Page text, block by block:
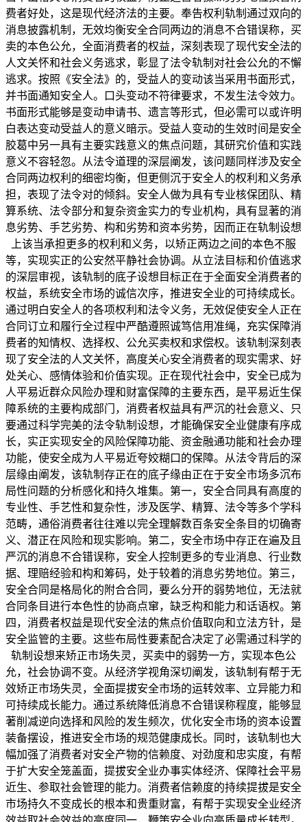
费者好处，这是现代经济法的主要。奉告权利轨制通过双向的
消息披露机制，无效均衡安全合同两边的消息不合错误称，买
卖的本色公允，全面消费者的权益，深刻表现了现代安全法的
人文关怀和社会义务逃求，彰显了法令轨制对社会公允的不懈
逃求。按照《安全法》的，受益人的变动该当采用书面形式，
并书面通知安全人。口头变动不符律要求，不发生法令效力。
书面形式能够是变动申请书、遗言等形式，但必需可以或许明
白表达变动受益人的意义暗示。受益人变动的生效时间是安全
胶葛中另一具有主要实践意义的焦点问题，其研究价值和实践
意义不容轻忽。从法令道理的深层阐发，该问题同样涉及安全
合同两边权利的细密均衡，但更侧沉于安全人的权利和义务承
担，表现了法令对的倾斜。安全人做为具有专业核保团队、精
算系统、法令部分和复杂资金实力的专业机构，具有显著的消
息劣势、手艺劣势、构和劣势和资本劣势，因而正在轨制设想
上该当承担更多的权利和义务，以矫正两边之间的本色不服
等，实现实正的公安然平静社会协调。从立法目标和价值逃求
的深层审视，该轨制的底子设想目标正在于全面安全消费者的
权益，系统安全市场的诚信次序，推进安全业的可持续成长。
通过明白安全人的各项权利和法令义务，无效促使安全人正在
合同订立和履行全过程中严酷遵照诚笃信用准绳，充实保障消
费者的知情权、选择权、公允买卖权和求偿权。该轨制深刻表
现了安全法的人文关怀，高度关心安全消费者的现实需求、好
处关心、感情体验和价值实现。正在现代社会中，安全已成为
人平易近群众风险办理和财富保障的主要东西，是平易近生保
障系统的主要构成部门，消费者权益具有严沉的社会意义、只
要通过科学完美的法令轨制设想，才能确保安全业健康有序成
长，实正实现安全的风险保障功能、资金融通功能和社会办理
功能，使安全成为人平易近夸姣糊口的保障。从法令背后的深
层缘由阐发，该轨制存正在的底子缘由正在于安全市场多沉布
局性问题的分析感化和持久堆集。第一，安全合同具有高度的
专业性、手艺性和复杂性，涉及医学、精算、法令等多个学科
范畴，通俗消费者往往难以完全理解数百条安全条目的切确寄
义、潜正在风险和现实影响。第二，安全市场中存正在遍及且
严沉的消息不合错误称，安全人控制更多的专业消息、行业数
据、理赔经验和构和筹码，处于较着的消息劣势地位。第三，
安全合同是格局化的附合合同，要么分开的弱势地位，无法就
合同条目进行本色性的协商点窜，缺乏构和能力和话语权。第
四，消费者权益是现代安全法的焦点价值取向和立法方针，是
安全监管的主要。这些布局性要素配合决定了必需通过科学的
轨制设想来矫正市场失灵，买卖中的弱势一方，实现本色公
允，社会协调不变。从经济学视角深切阐发，该轨制有帮于无
效矫正市场失灵，全面提拔安全市场的运转效率、立异能力和
可持续成长能力。通过系统降低消息不合错误称程度，能够显
著削减逆向选择和风险的发生频次，优化安全市场的资本设置
装备摆设，推进安全市场的规范健康成长。同时，该轨制也大
幅加强了消费者对安全产物的信赖度、对劲度和忠实度，有帮
于扩大安全笼盖面，提拔安全业办事实体经济、保障社会平易
近生、参取社会管理的能力。消费者信赖度的持续提拔是安全
市场持久不变成长的根本和贵重财富，有帮于实现安全业经济